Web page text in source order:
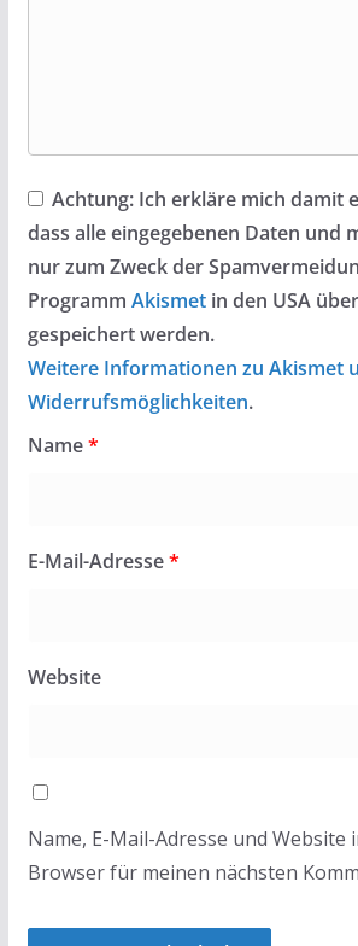
Achtung:Ich erkläre mich damit
dass alle eingegebenen Daten und
nur zum Zweck der
Programm Akismetin den USA
gespeichert werden.
Weitere Informationen zu Akismet
Widerrufsmöglichkeiten.
Name*
E-Mail-Adresse*
Website
Name, E-Mail-Adresse und Website
Browser für meinen nächsten